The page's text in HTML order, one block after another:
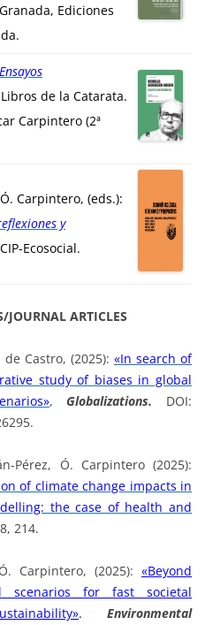
Granada, Ediciones
Ensayos
de la Catarata.
Carpintero (2ª
Carpintero, (eds.):
y
Ecosocial.
JOURNAL ARTICLES
Castro, (2025): «In search of
study of biases in global
, Globalizations. DOI:
Pérez, Ó. Carpintero (2025):
of climate change impacts in
the case of health and
214.
Carpintero, (2025): «Beyond
scenarios for fast societal
.
Environmental